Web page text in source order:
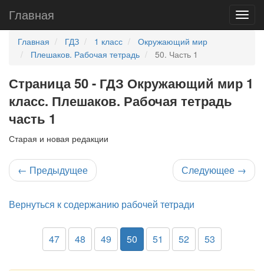
Главная
Главная ГДЗ 1 класс
Окружающий мир
Плешаков. Рабочая тетрадь
50. Часть 1
Страница 50 - ГДЗ Окружающий мир 1
класс. Плешаков. Рабочая тетрадь
часть 1
Старая и новая редакции
← Предыдущее Следующее →
Вернуться к содержанию рабочей тетради
47 48 49 50 51 52 53